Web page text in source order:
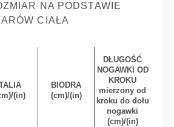
NA PODSTAWIE
CIAŁA
(in)
BIODRA
(cm)/(in)
DŁUGOŚĆ
NOGAWKI OD
KROKU
mierzony od
kroku do dołu
nogawki
(cm)/(in)